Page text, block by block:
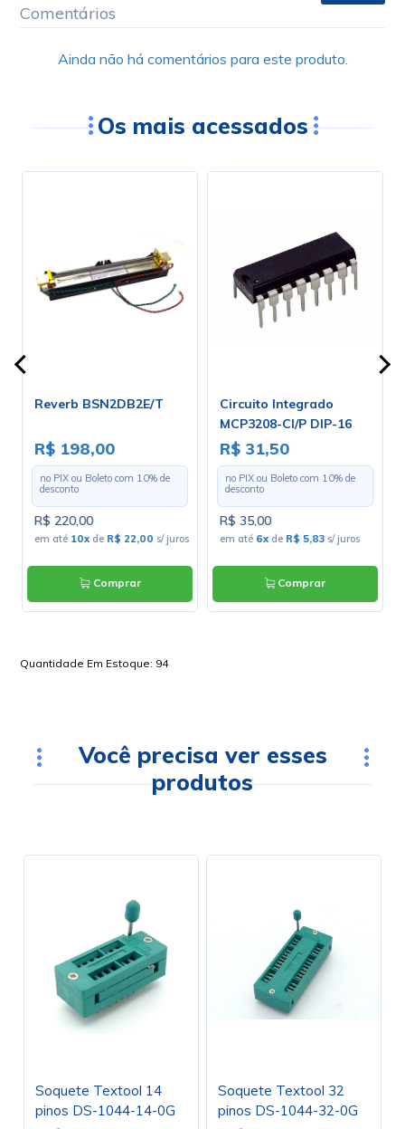
Comentários
Ainda não há comentários para este produto.
Os mais acessados
Reverb BSN2DB2E/T
R$ 198,00
no PIX ou Boleto com 10% de
desconto
R$ 220,00
em até 10xde R$ 22,00 s/ juros
Comprar
Circuito Integrado
MCP3208-CI/P DIP-16
R$ 31,50
no PIX ou Boleto com 10% de
desconto
R$ 35,00
em até 6xde R$ 5,83s/ juros
Comprar
Quantidade Em Estoque: 94
Você precisa ver esses
produtos
Soquete Textool 14
pinos DS-1044-14-0G
Soquete Textool 32
pinos DS-1044-32-0G